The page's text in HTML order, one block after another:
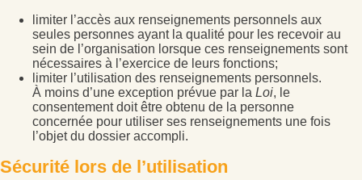
limiter l’accès aux renseignements personnels aux
seules personnes ayant la qualité pour les recevoir au
sein de l’organisation lorsque ces renseignements sont
nécessaires à l’exercice de leurs fonctions;
limiter l’utilisation des renseignements personnels.
À moins d’une exception prévue par la Loi, le
consentement doit être obtenu de la personne
concernée pour utiliser ses renseignements une fois
l’objet du dossier accompli.
Sécurité lors de l’utilisation